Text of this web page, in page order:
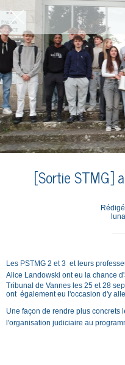
[Sortie STMG]
Les PSTMG 2 et 3 et leurs
Alice Landowski ont eu la chance
Tribunal de Vannes les 25 et 28
ont également eu l'occasion d'y
Une façon de rendre plus concrets
l'organisation judiciaire au